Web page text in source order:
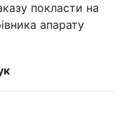
покласти на
апарату